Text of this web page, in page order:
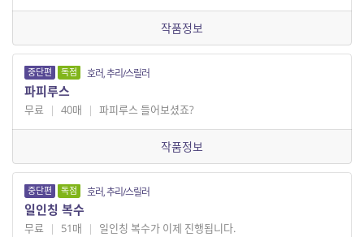
작품정보
중단편 독점 호러, 추리/스릴러
파피루스
무료 | 40매 | 파피루스 들어보셨죠?
작품정보
중단편 독점 호러, 추리/스릴러
일인칭 복수
무료 | 51매 | 일인칭 복수가 이제 진행됩니다.